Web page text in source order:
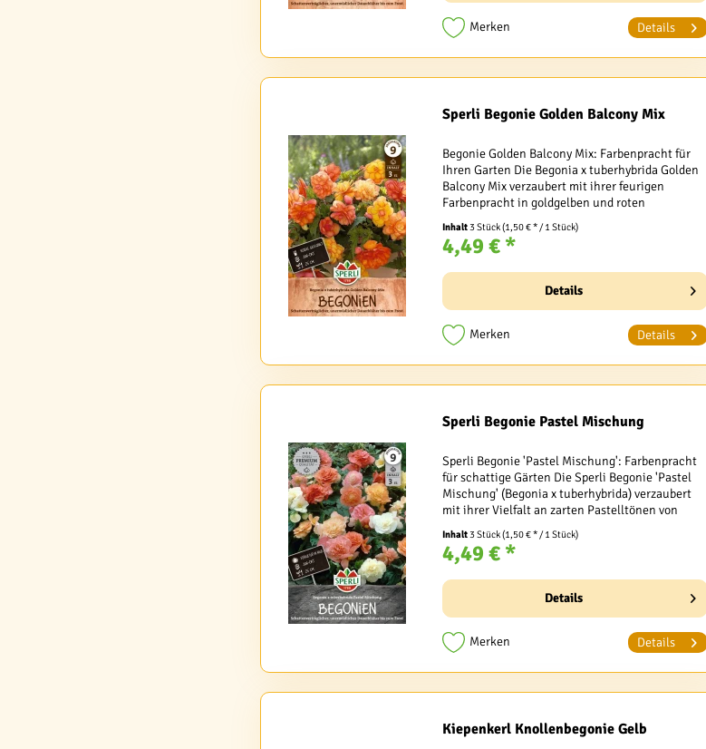
Merken Details
Sperli Begonie Golden Balcony Mix
Begonie Golden Balcony Mix: Farbenpracht für
Ihren Garten Die Begonia x tuberhybrida Golden
Balcony Mix verzaubert mit ihrer feurigen
Farbenpracht in goldgelben und roten
Schattierungen. Diese gefülltblühende
Gartenbegonienmischung ist...
Inhalt3 Stück(1,50 € * / 1 Stück)
4,49 € *
Details
Merken Details
Sperli Begonie Pastel Mischung
Sperli Begonie 'Pastel Mischung': Farbenpracht
für schattige Gärten Die Sperli Begonie 'Pastel
Mischung' (Begonia x tuberhybrida) verzaubert
mit ihrer Vielfalt an zarten Pastelltönen von
Weiß über Gelb bis hin zu Apricot. Diese...
Inhalt3 Stück(1,50 € * / 1 Stück)
4,49 € *
Details
Merken Details
Kiepenkerl Knollenbegonie Gelb